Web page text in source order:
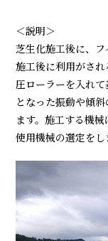
＜説明＞
芝生化施工後に、フ
施工後に利用がさ
圧ローラーを入れ
となった振動や傾
ます。施工する機
使用機械の選定をし